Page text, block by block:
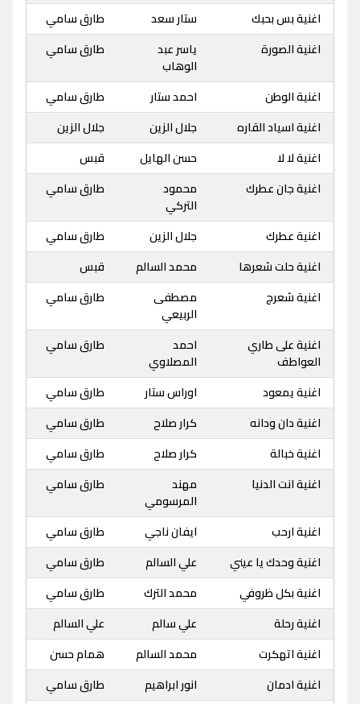
اغنية بس بحبك ستار سعد
طارق سامي
اغنية الصورة
ياسر عبد
الوهاب
طارق سامي
اغنية الوطن احمد ستار
طارق سامي
اغنية اسياد القاره
جلال الزين
جلال الزين
اغنية لا لا
حسن الهايل
قبس
اغنية جان عطرك
محمود
التركي
طارق سامي
اغنية عطرك جلال الزين
طارق سامي
اغنية حلت شعرها
محمد السالم
قبس
اغنية شعرج
مصطفى
الربيعي
طارق سامي
اغنية على طاري
العواطف
احمد
المصلاوي
طارق سامي
اغنية يمعود اوراس ستار
طارق سامي
اغنية دان ودانه
كرار صلاح
طارق سامي
اغنية خبالة
كرار صلاح
طارق سامي
اغنية انت الدنيا
مهند
المرسومي
طارق سامي
اغنية ارحب ايفان ناجي
طارق سامي
اغنية وحدك يا عيني
علي السالم
طارق سامي
اغنية بكل ظروفي
محمد الترك
طارق سامي
اغنية رحلة
علي سالم
علي السالم
اغنية اتهكرت
محمد السالم
همام حسن
اغنية ادمان
انور ابراهيم
طارق سامي